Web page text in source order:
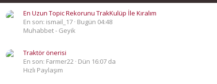
En Uzun Topic Rekorunu TrakKulüp İle Kıralım
En son: ismail_17 Bugün 04:48
Muhabbet - Geyik
Traktör önerisi
En son: Farmer22 Dün 16:07 da
Hızlı Paylaşım